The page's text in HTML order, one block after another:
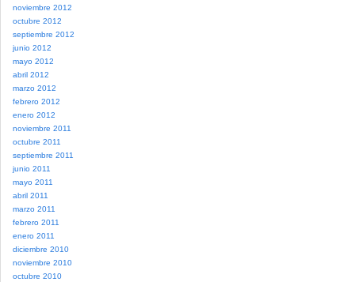
noviembre 2012
octubre 2012
septiembre 2012
junio 2012
mayo 2012
abril 2012
marzo 2012
febrero 2012
enero 2012
noviembre 2011
octubre 2011
septiembre 2011
junio 2011
mayo 2011
abril 2011
marzo 2011
febrero 2011
enero 2011
diciembre 2010
noviembre 2010
octubre 2010